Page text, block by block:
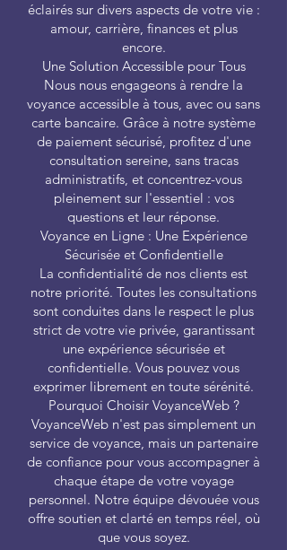
éclairés sur divers aspects de votre vie :
amour, carrière, finances et plus
encore.
Une Solution Accessible pour Tous
Nous nous engageons à rendre la
voyance accessible à tous, avec ou sans
carte bancaire. Grâce à notre système
de paiement sécurisé, profitez d'une
consultation sereine, sans tracas
administratifs, et concentrez-vous
pleinement sur l'essentiel : vos
questions et leur réponse.
Voyance en Ligne : Une Expérience
Sécurisée et Confidentielle
La confidentialité de nos clients est
notre priorité. Toutes les consultations
sont conduites dans le respect le plus
strict de votre vie privée, garantissant
une expérience sécurisée et
confidentielle. Vous pouvez vous
exprimer librement en toute sérénité.
Pourquoi Choisir VoyanceWeb ?
VoyanceWeb n'est pas simplement un
service de voyance, mais un partenaire
de confiance pour vous accompagner à
chaque étape de votre voyage
personnel. Notre équipe dévouée vous
offre soutien et clarté en temps réel, où
que vous soyez.